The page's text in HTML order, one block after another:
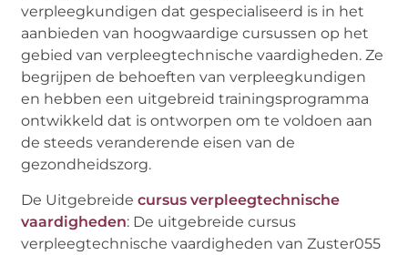
verpleegkundigen dat gespecialiseerd is in het
aanbieden van hoogwaardige cursussen op het
gebied van verpleegtechnische vaardigheden. Ze
begrijpen de behoeften van verpleegkundigen
en hebben een uitgebreid trainingsprogramma
ontwikkeld dat is ontworpen om te voldoen aan
de steeds veranderende eisen van de
gezondheidszorg.
De Uitgebreidecursus verpleegtechnische
vaardigheden: De uitgebreide cursus
verpleegtechnische vaardigheden van Zuster055